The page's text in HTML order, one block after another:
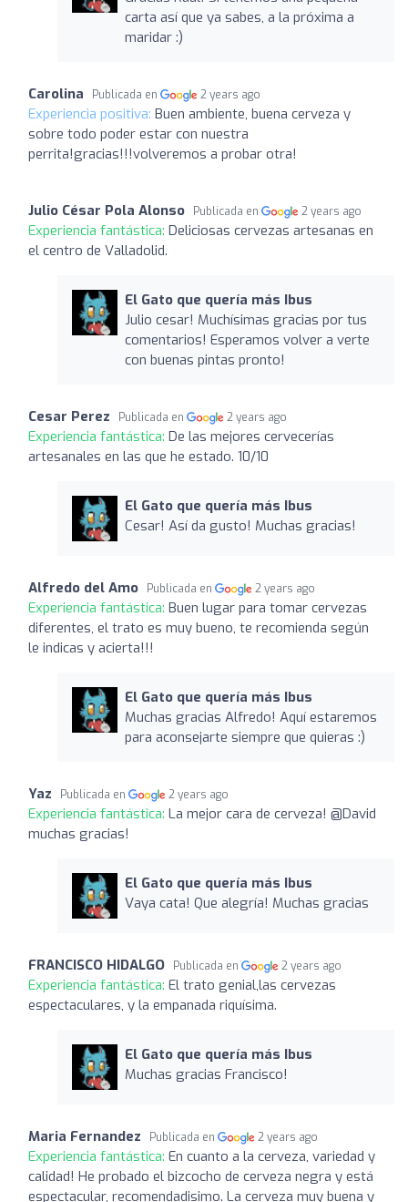
carta así que ya sabes, a la próxima a
maridar :)
Carolina Publicada en 2 years ago
Experiencia positiva: Buen ambiente, buena cerveza y
sobre todo poder estar con nuestra
perrita!gracias!!!volveremos a probar otra!
Julio César Pola Alonso Publicada en 2 years ago
Experiencia fantástica: Deliciosas cervezas artesanas en
el centro de Valladolid.
El Gato que quería más Ibus
Julio cesar! Muchísimas gracias por tus
comentarios! Esperamos volver a verte
con buenas pintas pronto!
Cesar Perez Publicada en 2 years ago
Experiencia fantástica: De las mejores cervecerías
artesanales en las que he estado. 10/10
El Gato que quería más Ibus
Cesar! Así da gusto! Muchas gracias!
Alfredo del Amo Publicada en 2 years ago
Experiencia fantástica: Buen lugar para tomar cervezas
diferentes, el trato es muy bueno, te recomienda según
le indicas y acierta!!!
El Gato que quería más Ibus
Muchas gracias Alfredo! Aquí estaremos
para aconsejarte siempre que quieras :)
Yaz Publicada en 2 years ago
Experiencia fantástica: La mejor cara de cerveza! @David
muchas gracias!
El Gato que quería más Ibus
Vaya cata! Que alegría! Muchas gracias
FRANCISCO HIDALGO Publicada en 2 years ago
Experiencia fantástica: El trato genial,las cervezas
espectaculares, y la empanada riquísima.
El Gato que quería más Ibus
Muchas gracias Francisco!
Maria Fernandez Publicada en 2 years ago
Experiencia fantástica: En cuanto a la cerveza, variedad y
calidad! He probado el bizcocho de cerveza negra y está
espectacular, recomendadisimo. La cerveza muy buena y